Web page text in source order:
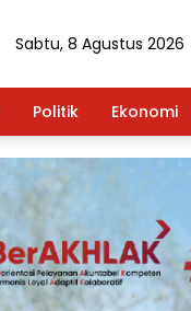
Sabtu, 8 Agustus 2026
Politik Ekonomi